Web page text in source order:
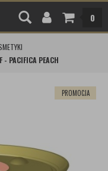
0
- PACIFICA PEACH
PROMOCJA